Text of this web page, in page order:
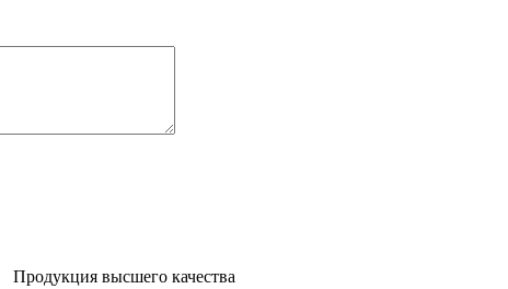
Продукция высшего качества